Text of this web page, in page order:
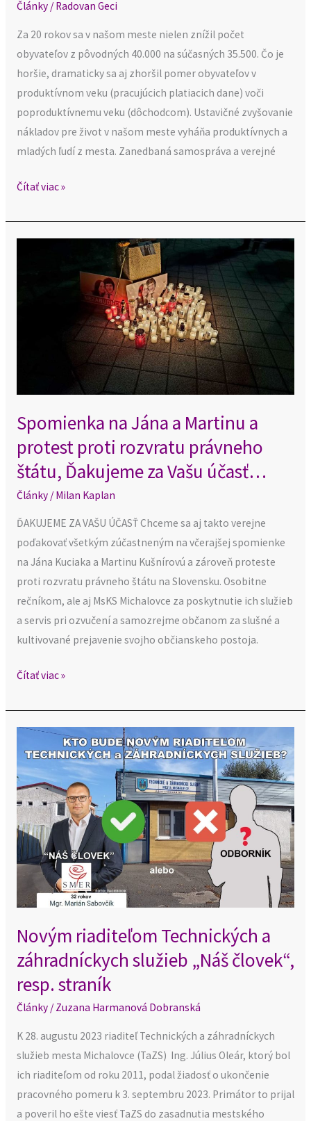
Články/ Radovan Geci
Za 20 rokov sa v našom meste nielen znížil počet
obyvateľov z pôvodných 40.000 na súčasných 35.500. Čo je
horšie, dramaticky sa aj zhoršil pomer obyvateľov v
produktívnom veku (pracujúcich platiacich dane) voči
poproduktívnemu veku (dôchodcom). Ustavičné zvyšovanie
nákladov pre život v našom meste vyháňa produktívnych a
mladých ľudí z mesta. Zanedbaná samospráva a verejné
Čítať viac »
Spomienka na Jána a Martinu a
protest proti rozvratu právneho
štátu, Ďakujeme za Vašu účasť…
Články/ Milan Kaplan
ĎAKUJEME ZA VAŠU ÚČASŤ Chceme sa aj takto verejne
poďakovať všetkým zúčastneným na včerajšej spomienke
na Jána Kuciaka a Martinu Kušnírovú a zároveň proteste
proti rozvratu právneho štátu na Slovensku. Osobitne
rečníkom, ale aj MsKS Michalovce za poskytnutie ich služieb
a servis pri ozvučení a samozrejme občanom za slušné a
kultivované prejavenie svojho občianskeho postoja.
právneho
štátu,
Ďakujeme
za
Vašu
účasť…
Čítať viac »
Novým riaditeľom Technických a
záhradníckych služieb „Náš človek“,
resp. straník
Články/ Zuzana Harmanová Dobranská
K 28. augustu 2023 riaditeľ Technických a záhradníckych
služieb mesta Michalovce (TaZS) Ing. Július Oleár, ktorý bol
ich riaditeľom od roku 2011, podal žiadosť o ukončenie
pracovného pomeru k 3. septembru 2023. Primátor to prijal
a poveril ho ešte viesť TaZS do zasadnutia mestského
Novým
riaditeľom
Technických
a
záhradníckych
služieb
„Náš
človek“,
resp.
straník